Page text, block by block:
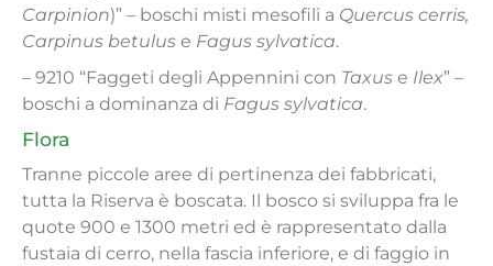
Carpinion)” – boschi misti mesofili a Quercus cerris,
Carpinus betulus e Fagus sylvatica.
– 9210 “Faggeti degli Appennini con Taxus e Ilex” –
boschi a dominanza di Fagus sylvatica.
Flora
Tranne piccole aree di pertinenza dei fabbricati,
tutta la Riserva è boscata. Il bosco si sviluppa fra le
quote 900 e 1300 metri ed è rappresentato dalla
fustaia di cerro, nella fascia inferiore, e di faggio in